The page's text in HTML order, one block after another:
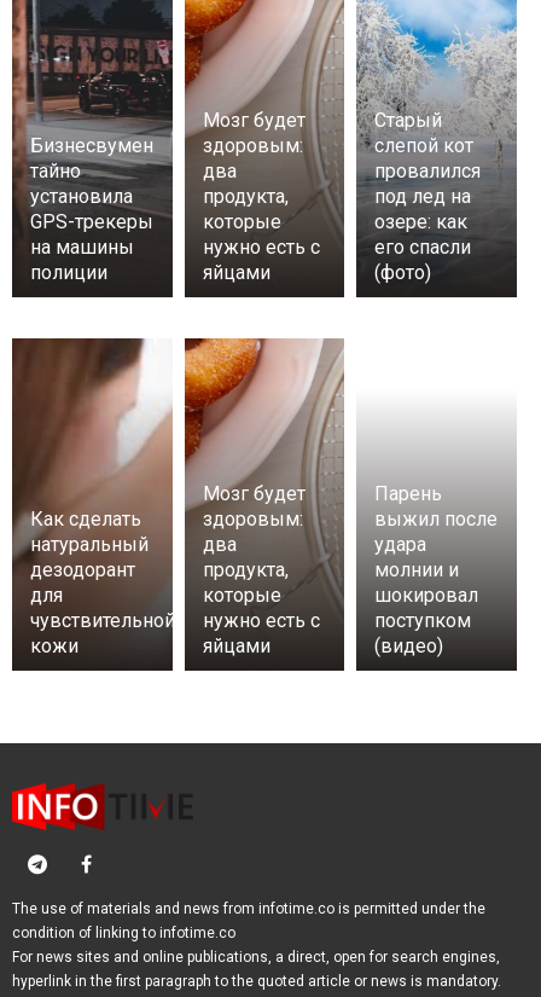
Бизнесвумен
тайно
установила
GPS-трекеры
на машины
полиции
Мозг будет
здоровым:
два
продукта,
которые
нужно есть с
яйцами
Старый
слепой кот
провалился
под лед на
озере: как
его спасли
(фото)
Как сделать
натуральный
дезодорант
для
чувствительной
кожи
Мозг будет
здоровым:
два
продукта,
которые
нужно есть с
яйцами
Парень
выжил после
удара
молнии и
шокировал
поступком
(видео)
The use of materials and news from infotime.co is permitted under the
condition of linking to infotime.co
For news sites and online publications, a direct, open for search engines,
hyperlink in the first paragraph to the quoted article or news is mandatory.